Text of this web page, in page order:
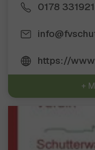
0178
https://
+